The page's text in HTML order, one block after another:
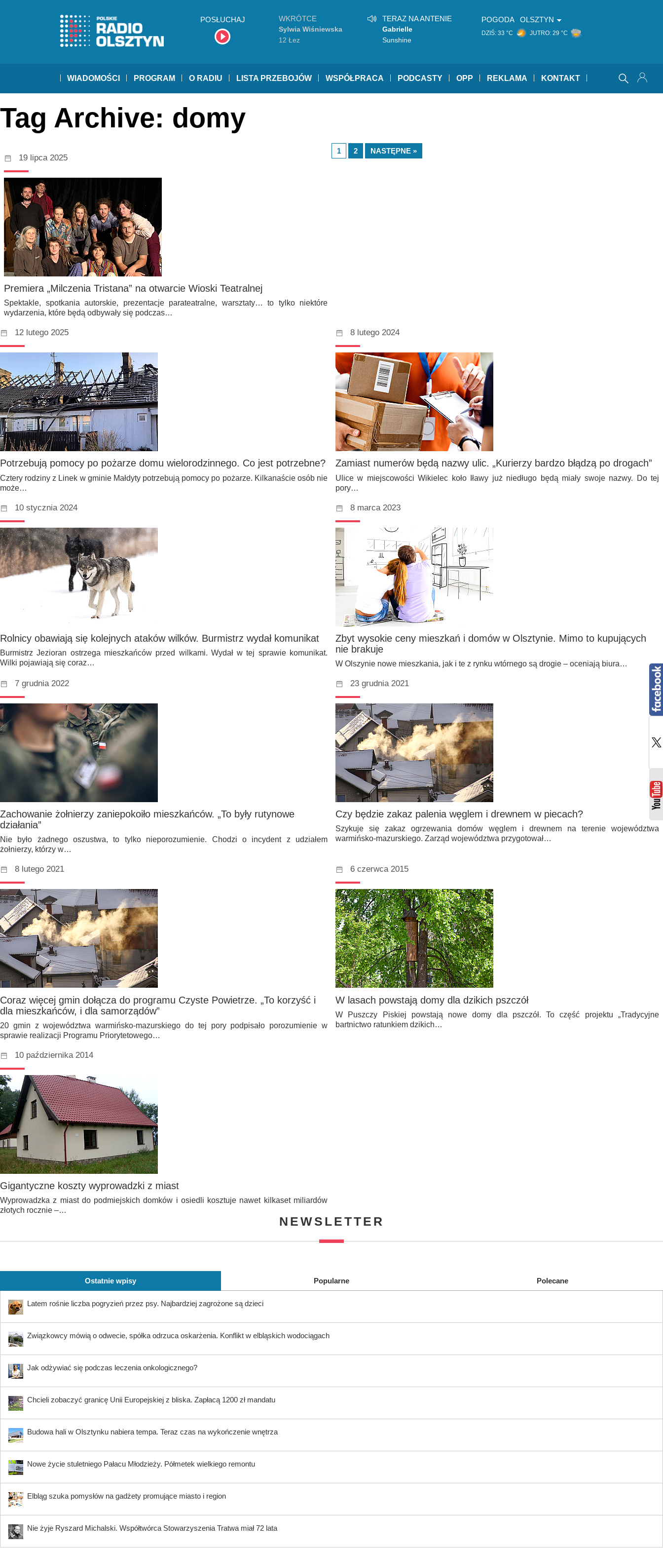
POSŁUCHAJ WKRÓTCE
Sylwia Wiśniewska
12 Łez
TERAZ NA ANTENIE
Gabrielle
Sunshine
POGODA OLSZTYN
DZIŚ: 33 °C JUTRO: 29 °C
WIADOMOŚCI PROGRAM O RADIU LISTA PRZEBOJÓW WSPÓŁPRACA PODCASTY OPP REKLAMA KONTAKT
Tag Archive: domy
19 lipca 2025
Premiera „Milczenia Tristana” na otwarcie Wioski Teatralnej
Spektakle, spotkania autorskie, prezentacje parateatralne, warsztaty… to tylko niektóre
wydarzenia, które będą odbywały się podczas…
12 lutego 2025
Potrzebują pomocy po pożarze domu wielorodzinnego. Co jest potrzebne?
Cztery rodziny z Linek w gminie Małdyty potrzebują pomocy po pożarze. Kilkanaście osób nie
może…
8 lutego 2024
Zamiast numerów będą nazwy ulic. „Kurierzy bardzo błądzą po drogach”
Ulice w miejscowości Wikielec koło Iławy już niedługo będą miały swoje nazwy. Do tej
pory…
10 stycznia 2024
Rolnicy obawiają się kolejnych ataków wilków. Burmistrz wydał komunikat
Burmistrz Jezioran ostrzega mieszkańców przed wilkami. Wydał w tej sprawie komunikat.
Wilki pojawiają się coraz…
8 marca 2023
Zbyt wysokie ceny mieszkań i domów w Olsztynie. Mimo to kupujących
nie brakuje
W Olszynie nowe mieszkania, jak i te z rynku wtórnego są drogie – oceniają biura…
7 grudnia 2022
Zachowanie żołnierzy zaniepokoiło mieszkańców. „To były rutynowe
działania”
Nie było żadnego oszustwa, to tylko nieporozumienie. Chodzi o incydent z udziałem
żołnierzy, którzy w…
23 grudnia 2021
Czy będzie zakaz palenia węglem i drewnem w piecach?
Szykuje się zakaz ogrzewania domów węglem i drewnem na terenie województwa
warmińsko-mazurskiego. Zarząd województwa przygotował…
8 lutego 2021
Coraz więcej gmin dołącza do programu Czyste Powietrze. „To korzyść i
dla mieszkańców, i dla samorządów”
20 gmin z województwa warmińsko-mazurskiego do tej pory podpisało porozumienie w
sprawie realizacji Programu Priorytetowego…
6 czerwca 2015
W lasach powstają domy dla dzikich pszczół
W Puszczy Piskiej powstają nowe domy dla pszczół. To część projektu „Tradycyjne
bartnictwo ratunkiem dzikich…
10 października 2014
Gigantyczne koszty wyprowadzki z miast
Wyprowadzka z miast do podmiejskich domków i osiedli kosztuje nawet kilkaset miliardów
złotych rocznie –…
1 2 NASTĘPNE »
NEWSLETTER
Ostatnie wpisy Popularne Polecane
Latem rośnie liczba pogryzień przez psy. Najbardziej zagrożone są dzieci
Związkowcy mówią o odwecie, spółka odrzuca oskarżenia. Konflikt w elbląskich wodociągach
Jak odżywiać się podczas leczenia onkologicznego?
Chcieli zobaczyć granicę Unii Europejskiej z bliska. Zapłacą 1200 zł mandatu
Budowa hali w Olsztynku nabiera tempa. Teraz czas na wykończenie wnętrza
Nowe życie stuletniego Pałacu Młodzieży. Półmetek wielkiego remontu
Elbląg szuka pomysłów na gadżety promujące miasto i region
Nie żyje Ryszard Michalski. Współtwórca Stowarzyszenia Tratwa miał 72 lata